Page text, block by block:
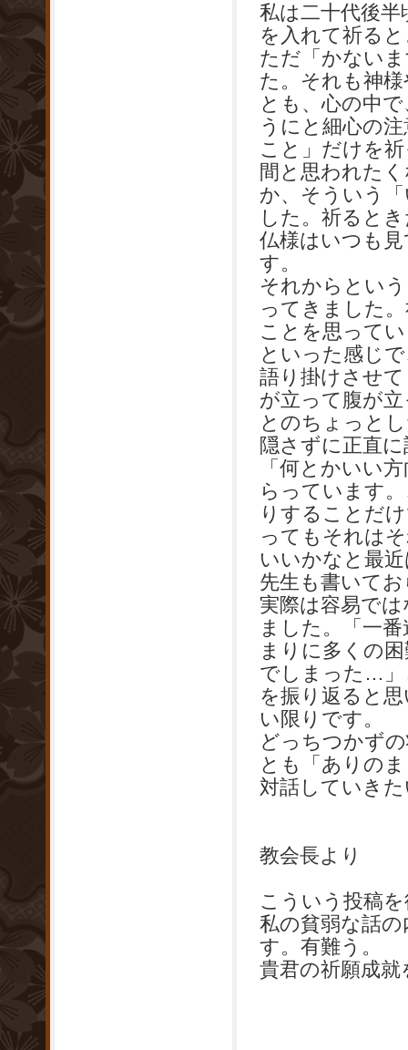
私は二十代後
を入れて祈る
ただ「かない
た。それも神
とも、心の中
うにと細心の
こと」だけを
間と思われた
か、そういう
した。祈ると
仏様はいつも
す。
それからとい
ってきました
ことを思って
といった感じ
語り掛けさせ
が立って腹が
とのちょっと
隠さずに正直
「何とかいい
らっています
りすることだ
ってもそれは
いいかなと最
先生も書いて
実際は容易で
ました。「一
まりに多くの
でしまった…」
を振り返ると
い限りです。
どっちつかず
とも「ありの
対話していき
教会長より
こういう投稿
私の貧弱な話
す。有難う。
貴君の祈願成